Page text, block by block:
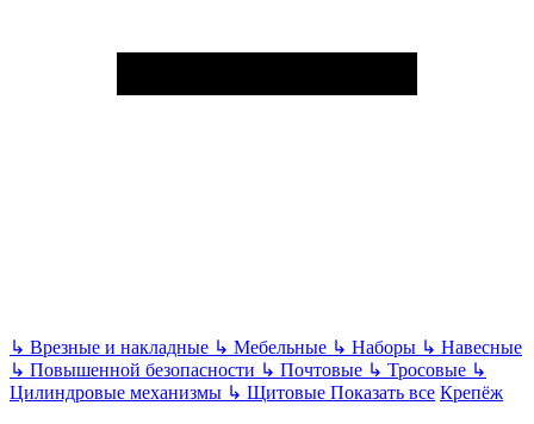
↳ Врезные и накладные ↳ Мебельные ↳ Наборы ↳ Навесные
↳ Повышенной безопасности ↳ Почтовые ↳ Тросовые ↳
Цилиндровые механизмы ↳ Щитовые Показать все Крепёж